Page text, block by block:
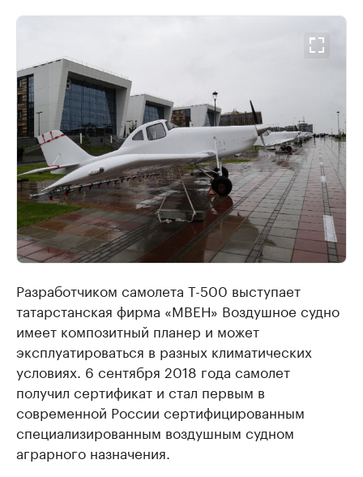
Разработчиком самолета Т-500 выступает
татарстанская фирма «МВЕН» Воздушное судно
имеет композитный планер и может
эксплуатироваться в разных климатических
условиях. 6 сентября 2018 года самолет
получил сертификат и стал первым в
современной России сертифицированным
специализированным воздушным судном
аграрного назначения.